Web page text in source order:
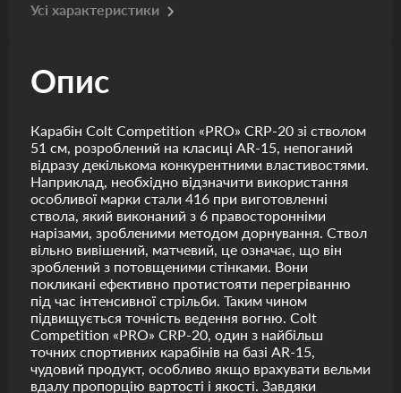
Усі характеристики
Опис
Карабін Colt Competition «PRO» CRP-20 зі стволом
51 см, розроблений на класиці AR-15, непоганий
відразу декількома конкурентними властивостями.
Наприклад, необхідно відзначити використання
особливої ​​марки стали 416 при виготовленні
ствола, який виконаний з 6 правосторонніми
нарізами, зробленими методом дорнування. Ствол
вільно вивішений, матчевий, це означає, що він
зроблений з потовщеними стінками. Вони
покликані ефективно протистояти перегріванню
під час інтенсивної стрільби. Таким чином
підвищується точність ведення вогню. Colt
Competition «PRO» CRP-20, один з найбільш
точних спортивних карабінів на базі AR-15,
чудовий продукт, особливо якщо врахувати вельми
вдалу пропорцію вартості і якості. Завдяки